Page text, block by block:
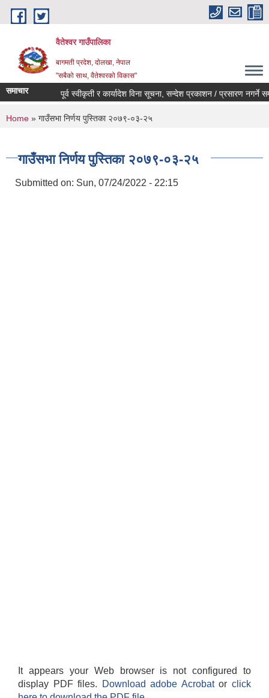
Skip to main content
वैतेश्वर गाउँपालिका
बागमती प्रदेश, दाेलखा, नेपाल
"सबैको साथ, वैतेश्वरको विकास"
समाचार पूर्व स्वीकृती र कार्यादेश विना सूचना, सन्देश प्रकाशन / प्रसारण नगर्ने
You are here
Home » गाउँसभा निर्णय पुस्तिका २०७९-०३-२५
गाउँसभा निर्णय पुस्तिका २०७९-०३-२५
Submitted on: Sun, 07/24/2022 - 22:15
It appears your Web browser is not configured to
display PDF files.
Download adobe Acrobatorclick